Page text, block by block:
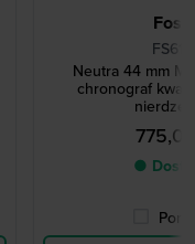
Neutra 44 mm
chronograf
●